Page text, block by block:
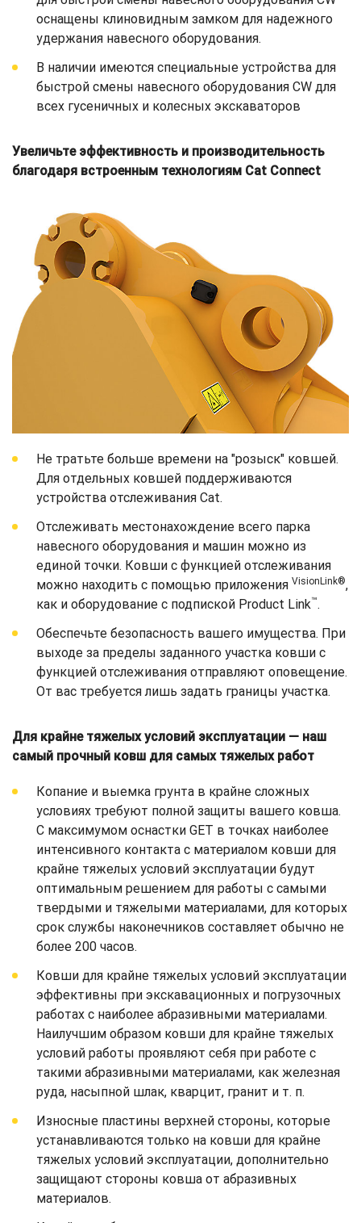
оснащены клиновидным замком для надежного
удержания навесного оборудования.
В наличии имеются специальные устройства для
быстрой смены навесного оборудования CW для
всех гусеничных и колесных экскаваторов
Увеличьте эффективность и производительность
благодаря встроенным технологиям Cat Connect
Не тратьте больше времени на "розыск" ковшей.
Для отдельных ковшей поддерживаются
устройства отслеживания Cat.
Отслеживать местонахождение всего парка
навесного оборудования и машин можно из
единой точки. Ковши с функцией отслеживания
можно находить с помощью приложения VisionLink®,
как и оборудование с подпиской Product Link™.
Обеспечьте безопасность вашего имущества. При
выходе за пределы заданного участка ковши с
функцией отслеживания отправляют оповещение.
От вас требуется лишь задать границы участка.
Для крайне тяжелых условий эксплуатации — наш
самый прочный ковш для самых тяжелых работ
Копание и выемка грунта в крайне сложных
условиях требуют полной защиты вашего ковша.
С максимумом оснастки GET в точках наиболее
интенсивного контакта с материалом ковши для
крайне тяжелых условий эксплуатации будут
оптимальным решением для работы с самыми
твердыми и тяжелыми материалами, для которых
срок службы наконечников составляет обычно не
более 200 часов.
Ковши для крайне тяжелых условий эксплуатации
эффективны при экскавационных и погрузочных
работах с наиболее абразивными материалами.
Наилучшим образом ковши для крайне тяжелых
условий работы проявляют себя при работе с
такими абразивными материалами, как железная
руда, насыпной шлак, кварцит, гранит и т. п.
Износные пластины верхней стороны, которые
устанавливаются только на ковши для крайне
тяжелых условий эксплуатации, дополнительно
защищают стороны ковша от абразивных
материалов.